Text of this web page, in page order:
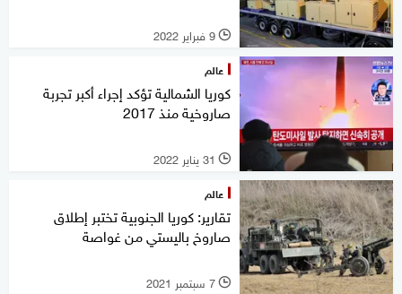
l 9 فبراير 2022
عالم
كوريا الشمالية تؤكد إجراء أكبر تجربة
صاروخية منذ 2017
l 31 يناير 2022
عالم
تقارير: كوريا الجنوبية تختبر إطلاق
صاروخ باليستي من غواصة
l 7 سبتمبر 2021